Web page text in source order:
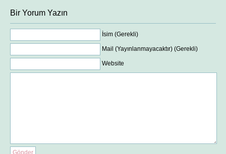
Bir Yorum Yazın
İsim (Gerekli)
Mail (Yayınlanmayacaktır) (Gerekli)
Website